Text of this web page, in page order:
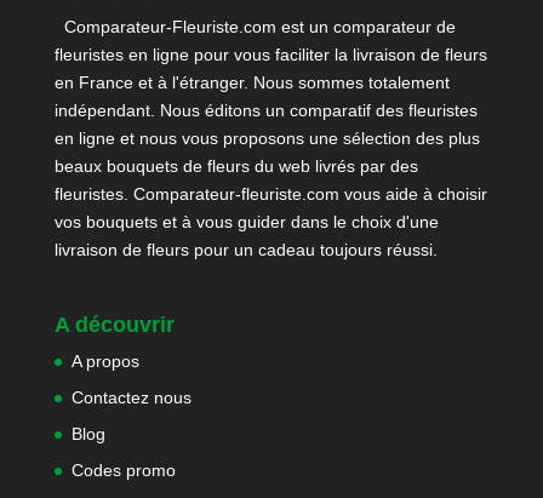
Comparateur-Fleuriste.com est un comparateur de
fleuristes en ligne pour vous faciliter la livraison de fleurs
en France et à l'étranger. Nous sommes totalement
indépendant. Nous éditons un comparatif des fleuristes
en ligne et nous vous proposons une sélection des plus
beaux bouquets de fleurs du web livrés par des
fleuristes. Comparateur-fleuriste.com vous aide à choisir
vos bouquets et à vous guider dans le choix d'une
livraison de fleurs pour un cadeau toujours réussi.
A découvrir
A propos
Contactez nous
Blog
Codes promo